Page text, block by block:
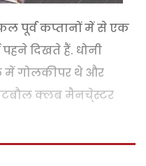
पूर्व कप्तानों में से एक
दिखते हैं. धोनी
गोलकीपर थे और
क्लब मैनचे्स्टर